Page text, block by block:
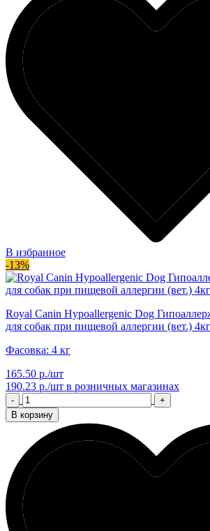
В избранное
-13%
Royal Canin Hypoallergenic Dog
для собак при пищевой аллергии (вет.) 4кг
Фасовка: 4 кг
165.50 р./шт
190.23 р./шт в розничных магазинах
-
+
В корзину